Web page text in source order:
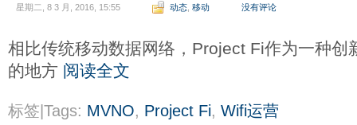
星期二, 8 3 月, 2016, 15:55 动态 移动 没有评论
相比传统移动数据网络，Project Fi作为一种创
的地方 阅读全文
标签|Tags: MVNO, Project Fi, Wifi运营